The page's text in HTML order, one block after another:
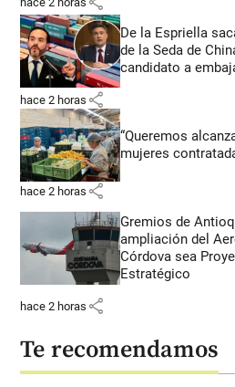
De la Espriella
de la Seda de
candidato a
hace 2 horas share
“Queremos
mujeres
hace 2 horas share
Gremios de
ampliación del
Córdova sea
Estratégico
hace 2 horas share
Te recomendamos